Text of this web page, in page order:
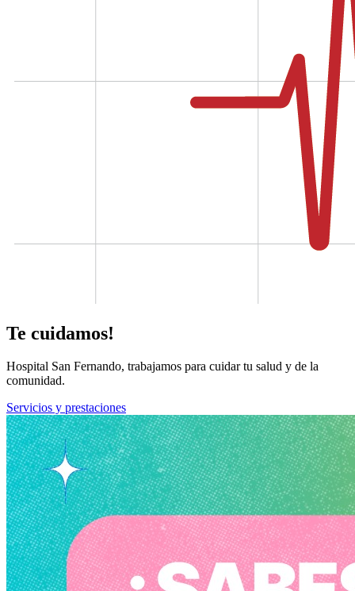
Te cuidamos!
Hospital San Fernando, trabajamos para cuidar tu salud y de la
comunidad.
Servicios y prestaciones